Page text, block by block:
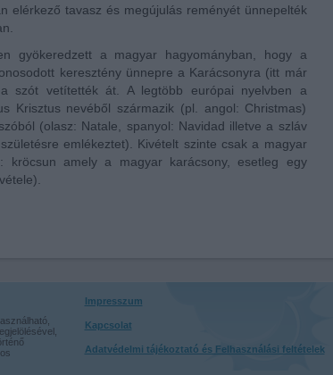
elérkező tavasz és megújulás reményét ünnepelték
gyökeredzett a magyar hagyományban, hogy a
keresztény ünnepre a Karácsonyra (itt már
szót vetítették át. A legtöbb európai nyelvben a
Krisztus nevéből származik (pl. angol: Christmas)
(olasz: Natale, spanyol: Navidad illetve a szláv
emlékeztet). Kivételt szinte csak a magyar
kröcsun amely a magyar karácsony, esetleg egy
Impresszum
Kapcsolat
Adatvédelmi tájékoztató és Felhasználási feltételek